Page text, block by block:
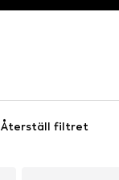
Återställ filtret